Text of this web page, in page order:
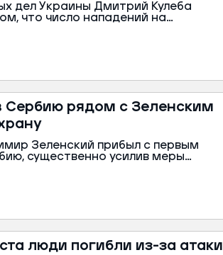
дел Украины Дмитрий Кулеба
что число нападений на
лишь началом.
Сербию рядом с Зеленским
Зеленский прибыл с первым
существенно усилив меры
группа сотрудников охраны
люди погибли из-за атаки